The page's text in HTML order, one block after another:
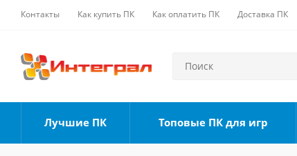
Контакты Как купить ПК Как оплатить ПК Доставка ПК
Лучшие ПК Топовые ПК для игр